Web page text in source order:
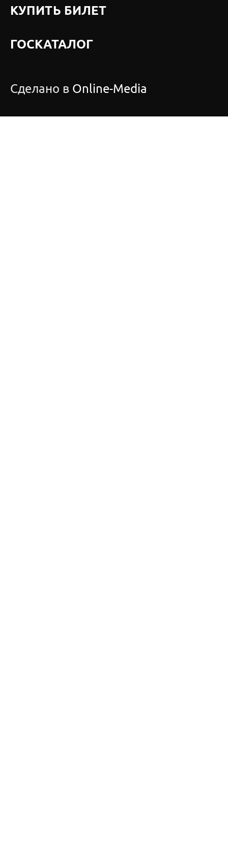
КУПИТЬ БИЛЕТ
ГОСКАТАЛОГ
Сделано в Online-Media